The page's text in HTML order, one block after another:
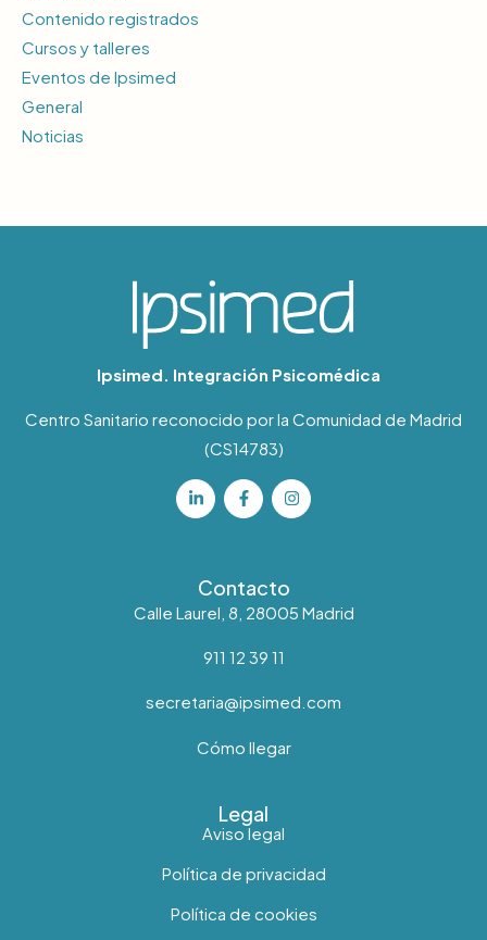
Contenido registrados
Cursos y talleres
Eventos de Ipsimed
General
Noticias
Ipsimed. Integración Psicomédica
Centro Sanitario reconocido por la Comunidad de Madrid
(CS14783)
Contacto
Calle Laurel, 8, 28005 Madrid
911 12 39 11
secretaria@ipsimed.com
Cómo llegar
Legal
Aviso legal
Política de privacidad
Política de cookies